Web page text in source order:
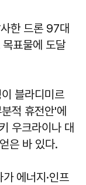
한 드론 97대
표물에 도달
블라디미르
적 휴전안'에
우크라이나 대
은 바 있다.
에너지·인프